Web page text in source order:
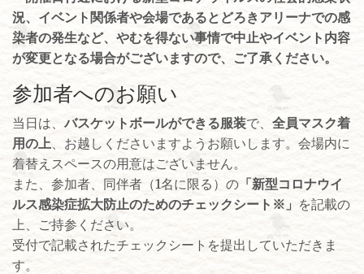
況、イベント関係者や会場であるとどろきアリーナでの感
染者の発生など、やむを得ない事情で中止やイベント内容
が変更となる場合がございますので、ご了承ください。
参加者へのお願い
当日は、バスケットボールができる服装で、 全員マスク着
用の上、お越しくださいますようお願いします。会場内に
着替えスペースの用意はございません。
また、参加者、同伴者（1名に限る）の 「新型コロナウイ
ルス感染症拡大防止のためのチェックシート※」 を記載の
上、ご持参ください。
受付で記載されたチェックシートを提出していただきま
す。